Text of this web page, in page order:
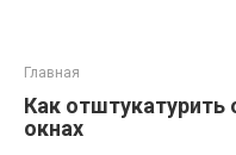
Главная
Как
окнах